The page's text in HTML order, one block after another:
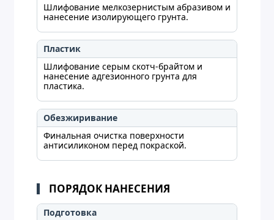
Шлифование мелкозернистым абразивом и
нанесение изолирующего грунта.
Пластик
Шлифование серым скотч-брайтом и
нанесение адгезионного грунта для
пластика.
Обезжиривание
Финальная очистка поверхности
антисиликоном перед покраской.
ПОРЯДОК НАНЕСЕНИЯ
Подготовка